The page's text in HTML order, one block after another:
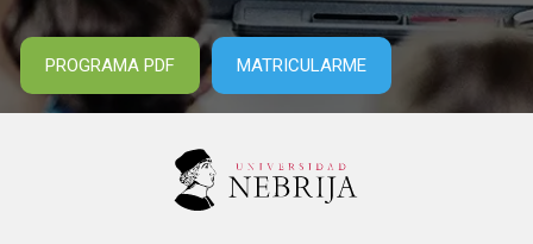
PROGRAMA PDF MATRICULARME